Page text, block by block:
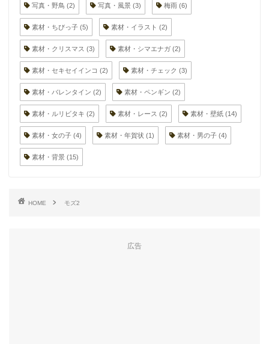
写真・野鳥 (2) 写真・風景 (3) 梅雨 (6)
素材・ちびっ子 (5) 素材・イラスト (2)
素材・クリスマス (3) 素材・シマエナガ (2)
素材・セキセイインコ (2) 素材・チェック (3)
素材・バレンタイン (2) 素材・ペンギン (2)
素材・ルリビタキ (2) 素材・レース (2) 素材・壁紙 (14)
素材・女の子 (4) 素材・年賀状 (1) 素材・男の子 (4)
素材・背景 (15)
HOME モズ2
広告